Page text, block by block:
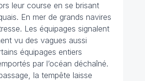
leur course en se brisant
En mer de grands navires
Les équipages signalent
vu des vagues aussi
équipages entiers
par l’océan déchaîné.
la tempête laisse